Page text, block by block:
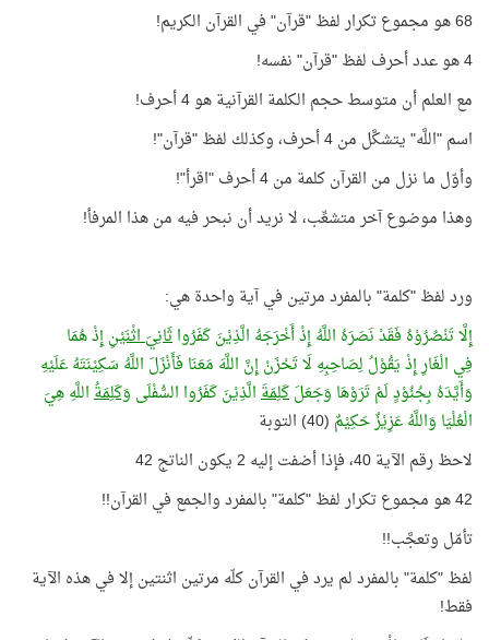
68 هو مجموع تكرار لفظ "قرآن" في القرآن الكريم!
4 هو عدد أحرف لفظ "قرآن" نفسه!
مع العلم أن متوسط حجم الكلمة القرآنية هو 4 أحرف!
اسم "اللَّه" يتشكَّل من 4 أحرف، وكذلك لفظ "قرآن"!
وأوّل ما نزل من القرآن كلمة من 4 أحرف "اقرأ"!
وهذا موضوع آخر متشعِّب، لا نريد أن نبحر فيه من هذا المرفأ!
ورد لفظ "كلمة" بالمفرد مرتين في آية واحدة هي:
إِلَّا تَنْصُرُوْهُ فَقَدْ نَصَرَهُ اللَّهُ إِذْ أَخْرَجَهُ الَّذِيْنَ كَفَرُواثَانِيَ اثْنَيْنِإِذْ هُمَا
فِي الْغَارِ إِذْ يَقُوْلُ لِصَاحِبِهِ لَا تَحْزَنْ إِنَّ اللَّهَ مَعَنَا فَأَنْزَلَ اللَّهُ سَكِيْنَتَهُ عَلَيْهِ
وَأَيَّدَهُ بِجُنُوْدٍ لَمْ تَرَوْهَا وَجَعَلَكَلِمَةَالَّذِيْنَ كَفَرُوا السُّفْلَى وَكَلِمَةُاللَّهِ هِيَ
الْعُلْيَا وَاللَّهُ عَزِيْزٌ حَكِيْمٌ (40) التوبة
لاحظ رقم الآية 40، فإذا أضفت إليه 2 يكون الناتج 42
42 هو مجموع تكرار لفظ "كلمة" بالمفرد والجمع في القرآن!!
تأمّل وتعجَّب!!
لفظ "كلمة" بالمفرد لم يرد في القرآن كلّه مرتين اثنتين إلا في هذه الآية
فقط!